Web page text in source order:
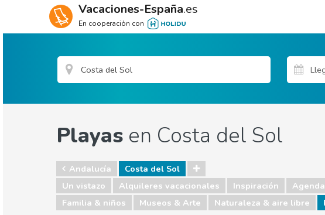
Vacaciones-España.es
En cooperación con
Playas en Costa del Sol
Andalucía
Costa del Sol
Un vistazo
Alquileres vacacionales Inspiración
Familia & niños
Museos & Arte Naturaleza & aire libre